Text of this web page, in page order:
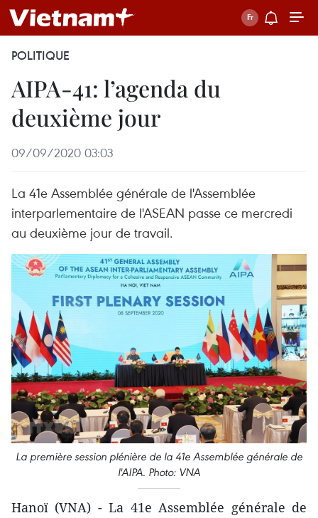
POLITIQUE
AIPA-41: l’agenda du
deuxième jour
09/09/2020 03:03
La 41e Assemblée générale de l'Assemblée
interparlementaire de l'ASEAN passe ce mercredi
au deuxième jour de travail.
La première session plénière de la 41e Assemblée générale de
l'AIPA. Photo: VNA
Hanoï (VNA) - La 41e Assemblée générale de